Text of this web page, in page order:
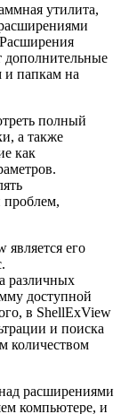
утилита,
дополнительные
папкам на
полный
а также
как
проблем,
его
различных
доступной
в ShellExView
и поиска
количеством
расширениями
компьютере, и